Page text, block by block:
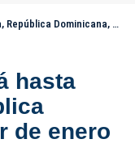
a partir de enero
hasta
de enero